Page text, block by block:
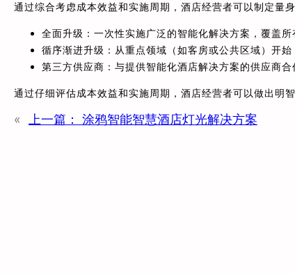
通过综合考虑成本效益和实施周期，酒店经营者可以制定量
全面升级：一次性实施广泛的智能化解决方案，覆盖所
循序渐进升级：从重点领域（如客房或公共区域）开始
第三方供应商：与提供智能化酒店解决方案的供应商合
通过仔细评估成本效益和实施周期，酒店经营者可以做出明
« 上一篇： 涂鸦智能智慧酒店灯光解决方案